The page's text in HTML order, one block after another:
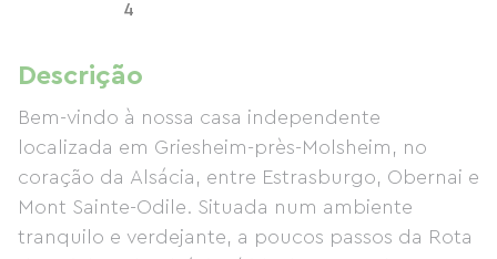
4
Descrição
Bem-vindo à nossa casa independente
localizada em Griesheim-près-Molsheim, no
coração da Alsácia, entre Estrasburgo, Obernai e
Mont Sainte-Odile. Situada num ambiente
tranquilo e verdejante, a poucos passos da Rota